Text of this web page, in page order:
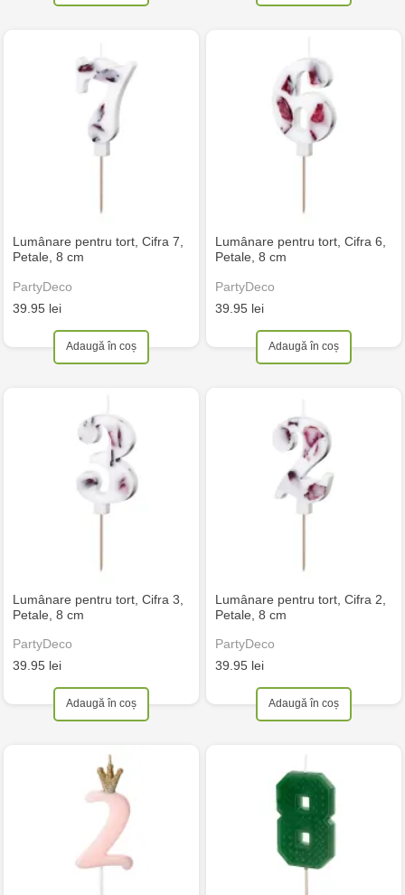
Lumânare pentru tort, Cifra 7,
Petale, 8 cm
PartyDeco
39.95 lei
Adaugă în coș
Lumânare pentru tort, Cifra 6,
Petale, 8 cm
PartyDeco
39.95 lei
Adaugă în coș
Lumânare pentru tort, Cifra 3,
Petale, 8 cm
PartyDeco
39.95 lei
Adaugă în coș
Lumânare pentru tort, Cifra 2,
Petale, 8 cm
PartyDeco
39.95 lei
Adaugă în coș